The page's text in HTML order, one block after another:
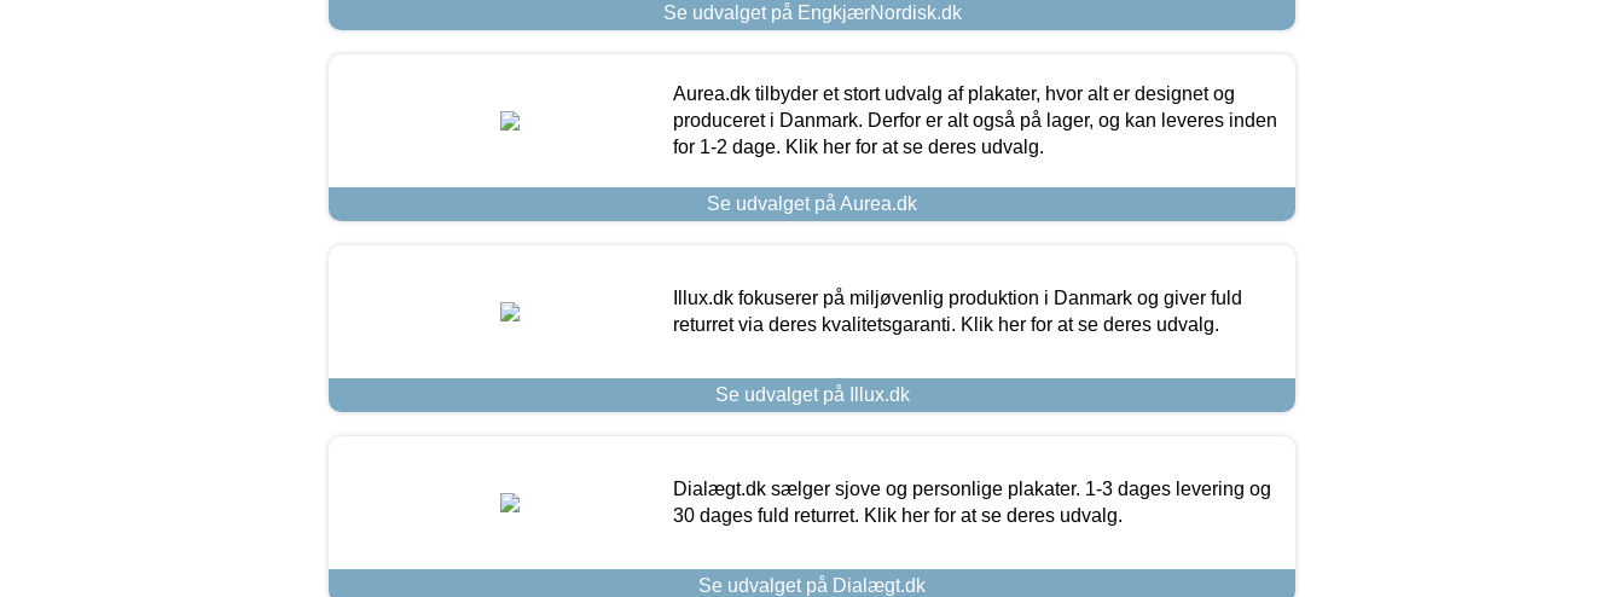
Se udvalget på EngkjærNordisk.dk
Aurea.dk tilbyder et stort udvalg af plakater, hvor alt er designet og
produceret i Danmark. Derfor er alt også på lager, og kan leveres inden
for 1-2 dage. Klik her for at se deres udvalg.
Se udvalget på Aurea.dk
Illux.dk fokuserer på miljøvenlig produktion i Danmark og giver fuld
returret via deres kvalitetsgaranti. Klik her for at se deres udvalg.
Se udvalget på Illux.dk
Dialægt.dk sælger sjove og personlige plakater. 1-3 dages levering og
30 dages fuld returret. Klik her for at se deres udvalg.
Se udvalget på Dialægt.dk